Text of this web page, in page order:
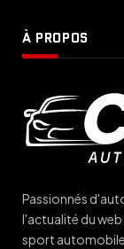
À PROPOS
Passionnés
l'actualité du
sport automobile.